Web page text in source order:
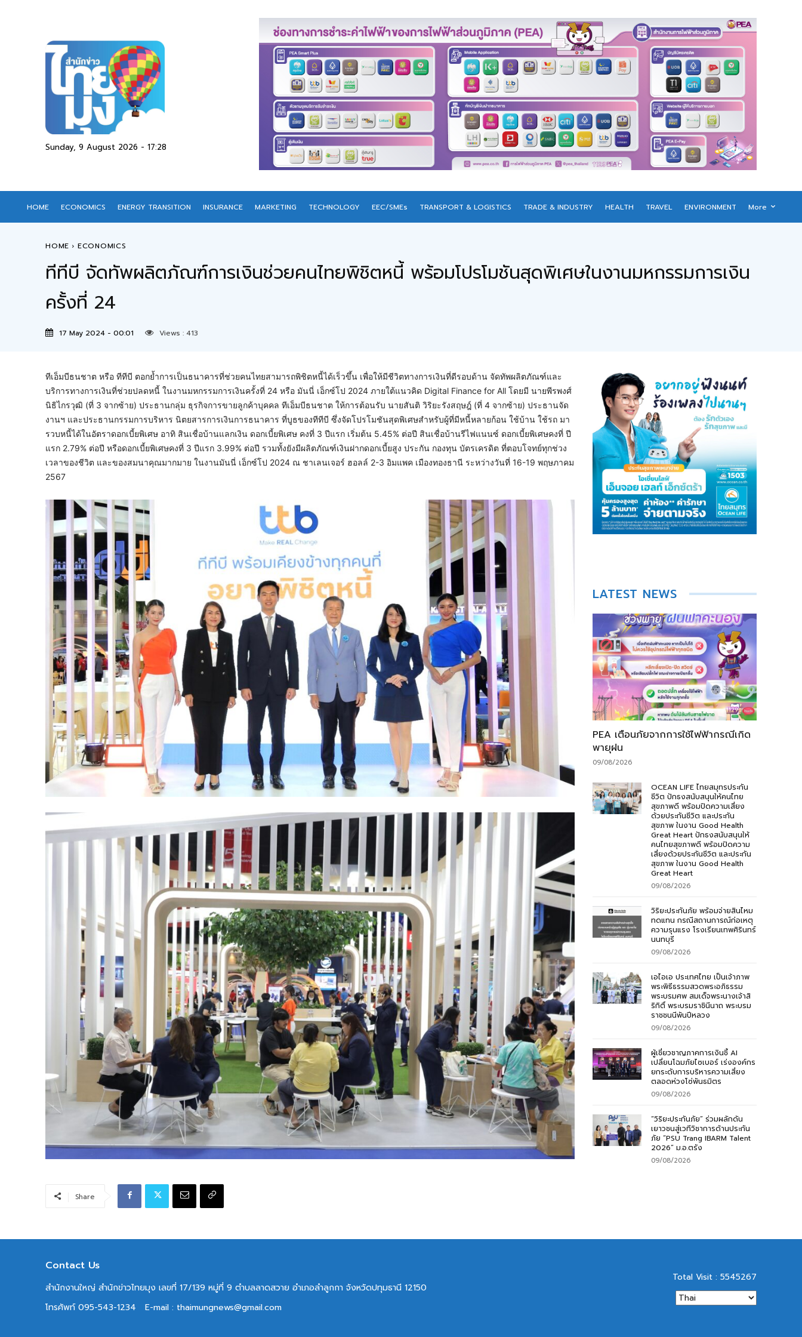
Sunday, 9 August 2026 - 17:28
HOME ECONOMICS ENERGY TRANSITION INSURANCE MARKETING TECHNOLOGY EEC/SMEs TRANSPORT & LOGISTICS TRADE & INDUSTRY HEALTH TRAVEL ENVIRONMENT More
HOME ECONOMICS
ทีทีบี จัดทัพผลิตภัณฑ์การเงินช่วยคนไทยพิชิตหนี้ พร้อมโปรโมชันสุดพิเศษในงานมหกรรมการเงิน
ครั้งที่ 24
17 May 2024 - 00:01 Views : 413
ทีเอ็มบีธนชาต หรือ ทีทีบี ตอกย้ำการเป็นธนาคารที่ช่วยคนไทยสามารถพิชิตหนี้ได้เร็วขึ้น เพื่อให้มีชีวิตทางการเงินที่ดีรอบด้าน จัดทัพผลิตภัณฑ์และ
บริการทางการเงินที่ช่วยปลดหนี้ ในงานมหกรรมการเงินครั้งที่ 24 หรือ มันนี่ เอ็กซ์โป 2024 ภายใต้แนวคิด Digital Finance for All โดยมี นายพีรพงศ์
นิธิไกรวุฒิ (ที่ 3 จากซ้าย) ประธานกลุ่ม ธุรกิจการขายลูกค้าบุคคล ทีเอ็มบีธนชาต ให้การต้อนรับ นายสันติ วิริยะรังสฤษฎ์ (ที่ 4 จากซ้าย) ประธานจัด
งานฯ และประธานกรรมการบริหาร นิตยสารการเงินการธนาคาร ที่บูธของทีทีบี ซึ่งจัดโปรโมชันสุดพิเศษสำหรับผู้ที่มีหนี้หลายก้อน ใช้บ้าน ใช้รถ มา
รวบหนี้ได้ในอัตราดอกเบี้ยพิเศษ อาทิ สินเชื่อบ้านแลกเงิน ดอกเบี้ยพิเศษ คงที่ 3 ปีแรก เริ่มต้น 5.45% ต่อปี สินเชื่อบ้านรีไฟแนนซ์ ดอกเบี้ยพิเศษคงที่ ปี
แรก 2.79% ต่อปี หรือดอกเบี้ยพิเศษคงที่ 3 ปีแรก 3.99% ต่อปี รวมทั้งยังมีผลิตภัณฑ์เงินฝากดอกเบี้ยสูง ประกัน กองทุน บัตรเครดิต ที่ตอบโจทย์ทุกช่วง
เวลาของชีวิต และของสมนาคุณมากมาย ในงานมันนี่ เอ็กซ์โป 2024 ณ ชาเลนเจอร์ ฮอลล์ 2-3 อิมแพค เมืองทองธานี ระหว่างวันที่ 16-19 พฤษภาคม
2567
Share
LATEST NEWS
PEA เตือนภัยจากการใช้ไฟฟ้ากรณีเกิด
พายุฝน
09/08/2026
OCEAN LIFE ไทยสมุทรประกัน
ชีวิต ปักธงสนับสนุนให้คนไทย
สุขภาพดี พร้อมปิดความเสี่ยง
ด้วยประกันชีวิต และประกัน
สุขภาพ ในงาน Good Health
Great Heart ปักธงสนับสนุนให้
คนไทยสุขภาพดี พร้อมปิดความ
เสี่ยงด้วยประกันชีวิต และประกัน
สุขภาพ ในงาน Good Health
Great Heart
09/08/2026
วิริยะประกันภัย พร้อมจ่ายสินไหม
ทดแทน กรณีสถานการณ์ก่อเหตุ
ความรุนแรง โรงเรียนเทพศิรินทร์
นนทบุรี
09/08/2026
เอไอเอ ประเทศไทย เป็นเจ้าภาพ
พระพิธีธรรมสวดพระอภิธรรม
พระบรมศพ สมเด็จพระนางเจ้าสิ
ริกิติ์ พระบรมราชินีนาถ พระบรม
ราชชนนีพันปีหลวง
09/08/2026
ผู้เชี่ยวชาญภาคการเงินชี้ AI
เปลี่ยนโฉมภัยไซเบอร์ เร่งองค์กร
ยกระดับการบริหารความเสี่ยง
ตลอดห่วงโซ่พันธมิตร
09/08/2026
“วิริยะประกันภัย” ร่วมผลักดัน
เยาวชนสู่เวทีวิชาการด้านประกัน
ภัย “PSU Trang IBARM Talent
2026” ม.อ.ตรัง
09/08/2026
Contact Us
สำนักงานใหญ่ สำนักข่าวไทยมุง เลขที่ 17/139 หมู่ที่ 9 ตำบลลาดสวาย อำเภอลำลูกกา จังหวัดปทุมธานี 12150
โทรศัพท์ 095-543-1234
E-mail : thaimungnews@gmail.com
Total Visit : 5545267